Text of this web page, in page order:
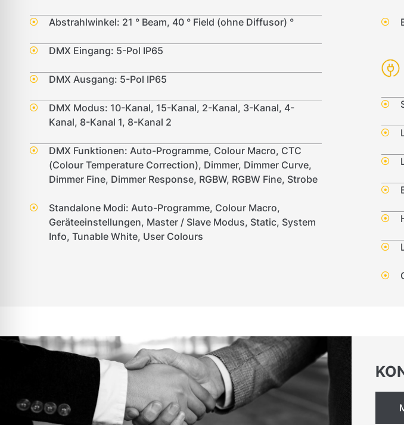
Abstrahlwinkel: 21 ° Beam, 40 ° Field (ohne Diffusor) °
DMX Eingang: 5-Pol IP65
DMX Ausgang: 5-Pol IP65
DMX Modus: 10-Kanal, 15-Kanal, 2-Kanal, 3-Kanal, 4-
Kanal, 8-Kanal 1, 8-Kanal 2
DMX Funktionen: Auto-Programme, Colour Macro, CTC
(Colour Temperature Correction), Dimmer, Dimmer Curve,
Dimmer Fine, Dimmer Response, RGBW, RGBW Fine, Strobe
Standalone Modi: Auto-Programme, Colour Macro,
Geräteeinstellungen, Master / Slave Modus, Static, System
Info, Tunable White, User Colours